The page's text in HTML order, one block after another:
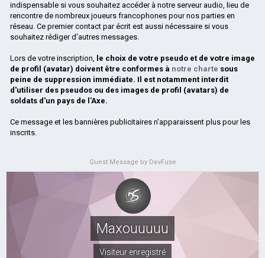
indispensable si vous souhaitez accéder à notre serveur audio, lieu de
rencontre de nombreux joueurs francophones pour nos parties en
réseau. Ce premier contact par écrit est aussi nécessaire si vous
souhaitez rédiger d'autres messages.
Lors de votre inscription, le choix de votre pseudo et de votre image
de profil (avatar) doivent être conformes à notre charte sous
peine de suppression immédiate. Il est notamment interdit
d'utiliser des pseudos ou des images de profil (avatars) de
soldats d'un pays de l'Axe.
Ce message et les bannières publicitaires n'apparaissent plus pour les
inscrits.
Guest Message by DevFuse
Maxouuuuu
Visiteur enregistré